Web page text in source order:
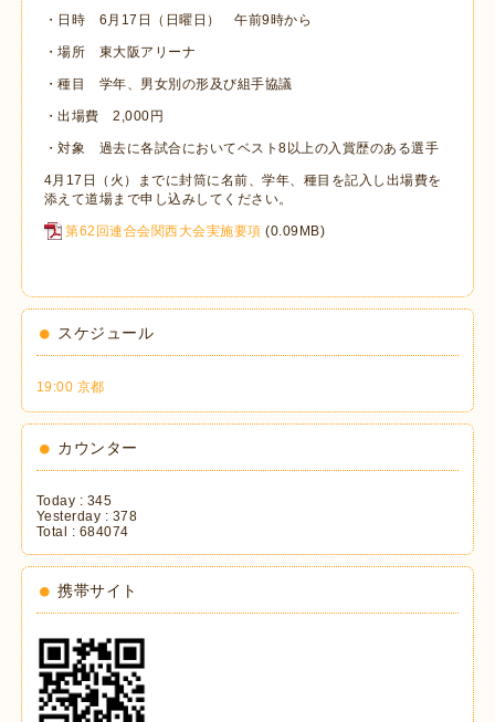
・日時 6月17日（日曜日） 午前9時から
・場所 東大阪アリーナ
・種目 学年、男女別の形及び組手協議
・出場費 2,000円
・対象 過去に各試合においてベスト8以上の入賞歴のある選手
4月17日（火）までに封筒に名前、学年、種目を記入し出場費を
添えて道場まで申し込みしてください。
第62回連合会関西大会実施要項 (0.09MB)
スケジュール
19:00 京都
カウンター
Today : 345
Yesterday : 378
Total : 684074
携帯サイト